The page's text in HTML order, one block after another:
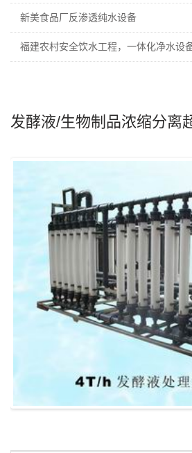
新美食品厂反渗透纯水设备
福建农村安全饮水工程，一体化净水设
发酵液/生物制品浓缩分离